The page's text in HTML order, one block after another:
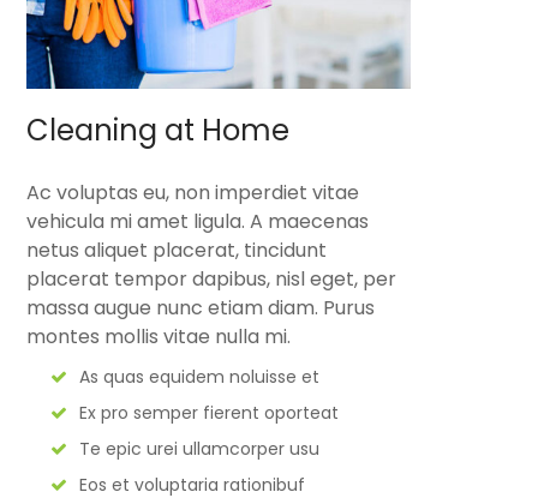
Cleaning at Home
Ac voluptas eu, non imperdiet vitae
vehicula mi amet ligula. A maecenas
netus aliquet placerat, tincidunt
placerat tempor dapibus, nisl eget, per
massa augue nunc etiam diam. Purus
montes mollis vitae nulla mi.
As quas equidem noluisse et
Ex pro semper fierent oporteat
Te epic urei ullamcorper usu
Eos et voluptaria rationibuf